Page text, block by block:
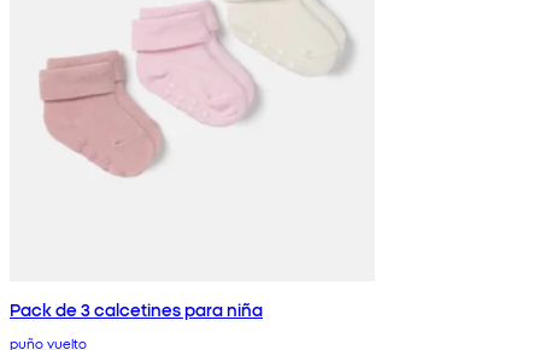
Pack de 3 calcetines para niña
puño vuelto